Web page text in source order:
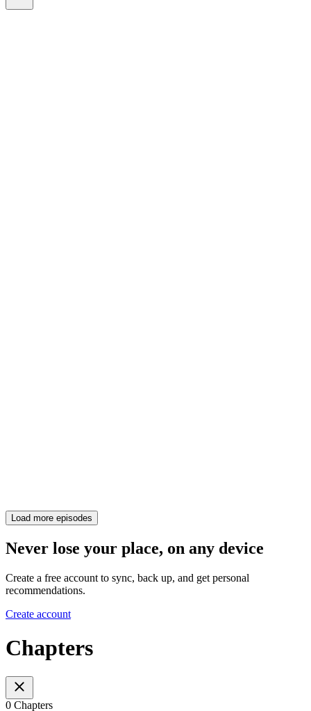
Load more episodes
Never lose your place, on any device
Create a free account to sync, back up, and get personal
recommendations.
Create account
Chapters
0 Chapters